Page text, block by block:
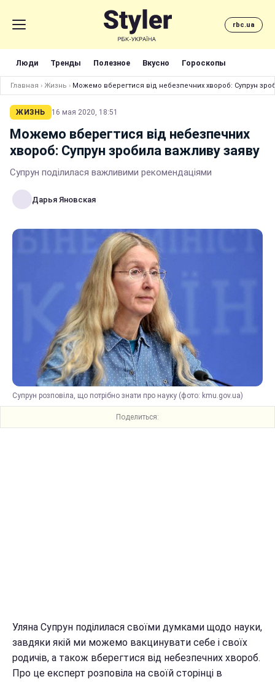
rbc.ua
Люди Тренды Полезное Вкусно Гороскопы
Главная › Жизнь › Можемо вберегтися від небезпечних хвороб: Супрун
ЖИЗНЬ 16 мая 2020, 18:51
Можемо вберегтися від небезпечних
хвороб: Супрун зробила важливу заяву
Супрун поділилася важливими рекомендаціями
Дарья Яновская
Супрун розповіла, що потрібно знати про науку (фото: kmu.gov.ua)
Поделиться:
Уляна Супрун поділилася своїми думками щодо науки,
завдяки якій ми можемо вакцинувати себе і своїх
родичів, а також вберегтися від небезпечних хвороб.
Про це експерт розповіла на своїй сторінці в